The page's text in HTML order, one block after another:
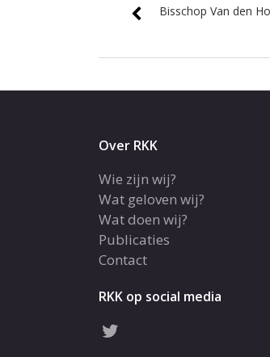
Bisschop Van den
Over RKK
Wie zijn wij?
Wat geloven wij?
Wat doen wij?
Publicaties
Contact
RKK op social media